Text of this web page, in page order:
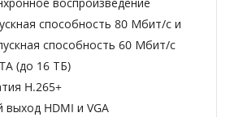
воспроизведение
способность 80 Мбит/с и
способность 60 Мбит/с
(до 16 ТБ)
H.265+
HDMI и VGA